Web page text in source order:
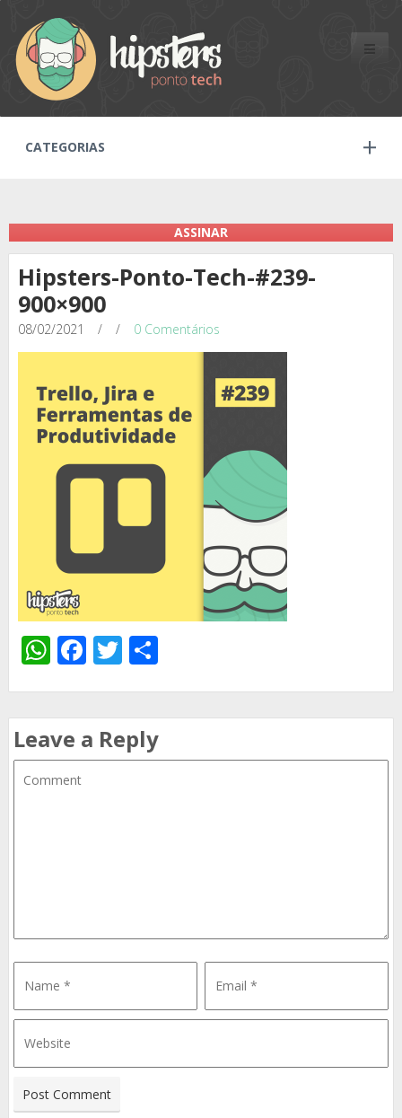
Toggle
CATEGORIAS
ASSINAR
Hipsters-Ponto-Tech-#239-
900×900
08/02/2021 / / 0 Comentários
WhatsApp
Facebook
Twitter
Leave a Reply